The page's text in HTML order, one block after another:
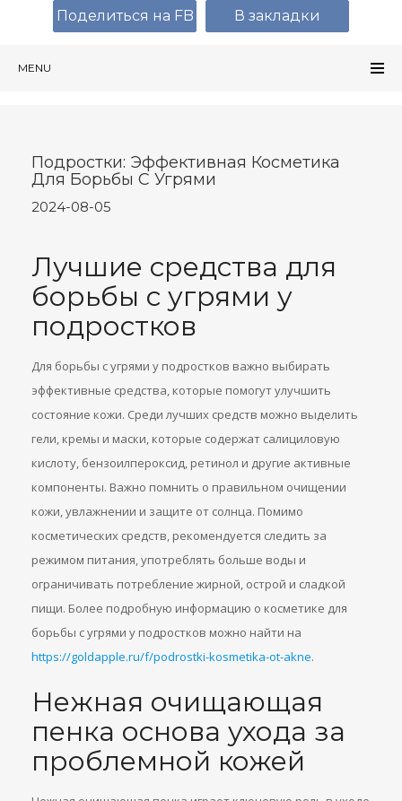
MENU
Подростки: Эффективная Косметика
Для Борьбы С Угрями
2024-08-05
Лучшие средства для
борьбы с угрями у
подростков
Для борьбы с угрями у подростков важно выбирать
эффективные средства, которые помогут улучшить
состояние кожи. Среди лучших средств можно выделить
гели, кремы и маски, которые содержат салициловую
кислоту, бензоилпероксид, ретинол и другие активные
компоненты. Важно помнить о правильном очищении
кожи, увлажнении и защите от солнца. Помимо
косметических средств, рекомендуется следить за
режимом питания, употреблять больше воды и
ограничивать потребление жирной, острой и сладкой
пищи. Более подробную информацию о косметике для
борьбы с угрями у подростков можно найти на
https://goldapple.ru/f/podrostki-kosmetika-ot-akne.
Нежная очищающая
пенка основа ухода за
проблемной кожей
Поделиться на FB В закладки